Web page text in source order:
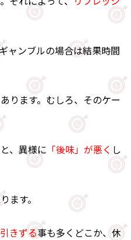
ャンブルの場合は結果時間
ります。むしろ、そのケー
、異様に 「後味」が悪く し
ます。
きずる事も多くどこか、休